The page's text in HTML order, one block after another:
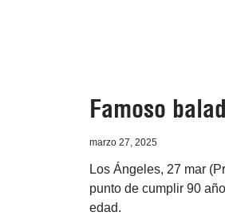
Famoso
marzo 27, 2025
Los Ángeles, 27 mar
punto de cumplir 90
edad.